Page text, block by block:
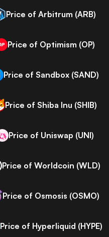
Price of Arbitrum (ARB)
Price of Optimism (OP)
Price of Sandbox (SAND)
Price of Shiba Inu (SHIB)
Price of Uniswap (UNI)
Price of Worldcoin (WLD)
Price of Osmosis (OSMO)
Price of Hyperliquid (HYPE)